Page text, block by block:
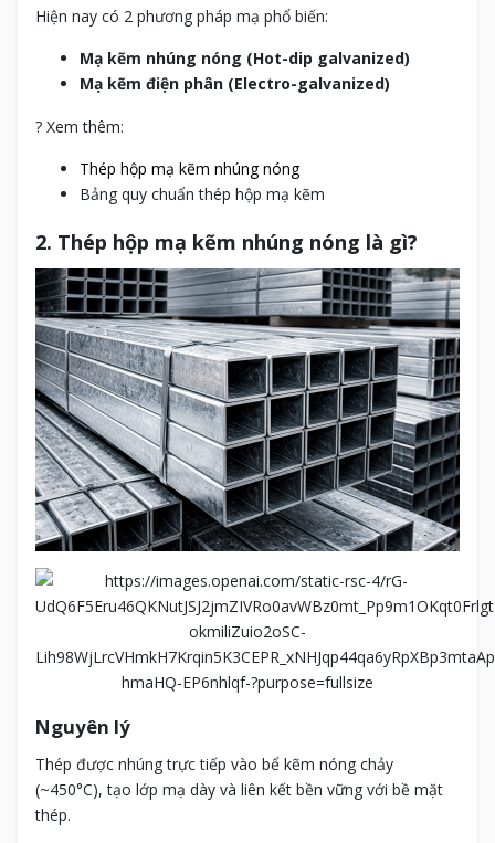
Hiện nay có 2 phương pháp mạ phổ biến:
Mạ kẽm nhúng nóng (Hot-dip galvanized)
Mạ kẽm điện phân (Electro-galvanized)
? Xem thêm:
Thép hộp mạ kẽm nhúng nóng
Bảng quy chuẩn thép hộp mạ kẽm
2. Thép hộp mạ kẽm nhúng nóng là gì?
Nguyên lý
Thép được nhúng trực tiếp vào bể kẽm nóng chảy
(~450°C), tạo lớp mạ dày và liên kết bền vững với bề mặt
thép.